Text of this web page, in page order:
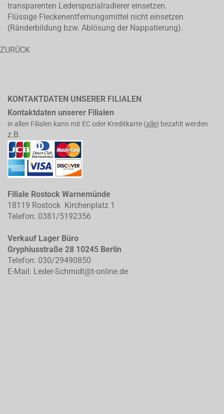
transparenten Lederspezialradierer einsetzen.
Flüssige Fleckenentfernungsmittel nicht einsetzen
(Ränderbildung bzw. Ablösung der Nappatierung).
ZURÜCK
KONTAKTDATEN UNSERER FILIALEN
Kontaktdaten unserer Filialen
in allen Filialen kann mit EC oder Kreditkarte (alle) bezahlt werden
z.B.
Filiale Rostock Warnemünde
18119 Rostock Kirchenplatz 1
Telefon: 0381/5192356
Verkauf Lager Büro
Gryphiusstraße 28 10245 Berlin
Telefon: 030/29490850
E-Mail: Leder-Schmidt@t-online.de